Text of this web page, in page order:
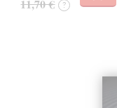
11,70 € ?